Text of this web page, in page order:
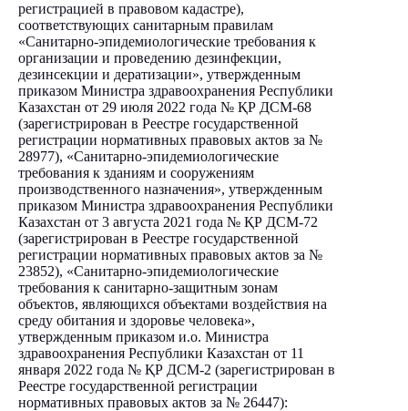
регистрацией в правовом кадастре),
соответствующих санитарным правилам
«Санитарно-эпидемиологические требования к
организации и проведению дезинфекции,
дезинсекции и дератизации», утвержденным
приказом Министра здравоохранения Республики
Казахстан от 29 июля 2022 года № ҚР ДСМ-68
(зарегистрирован в Реестре государственной
регистрации нормативных правовых актов за №
28977), «Санитарно-эпидемиологические
требования к зданиям и сооружениям
производственного назначения», утвержденным
приказом Министра здравоохранения Республики
Казахстан от 3 августа 2021 года № ҚР ДСМ-72
(зарегистрирован в Реестре государственной
регистрации нормативных правовых актов за №
23852), «Санитарно-эпидемиологические
требования к санитарно-защитным зонам
объектов, являющихся объектами воздействия на
среду обитания и здоровье человека»,
утвержденным приказом и.о. Министра
здравоохранения Республики Казахстан от 11
января 2022 года № ҚР ДСМ-2 (зарегистрирован в
Реестре государственной регистрации
нормативных правовых актов за № 26447):